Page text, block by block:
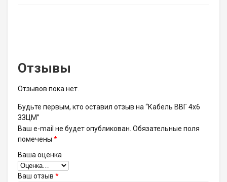
Отзывы
Отзывов пока нет.
Будьте первым, кто оставил отзыв на “Кабель ВВГ 4х6
ЗЗЦМ”
Ваш e-mail не будет опубликован. Обязательные поля
помечены *
Ваша оценка
Ваш отзыв *